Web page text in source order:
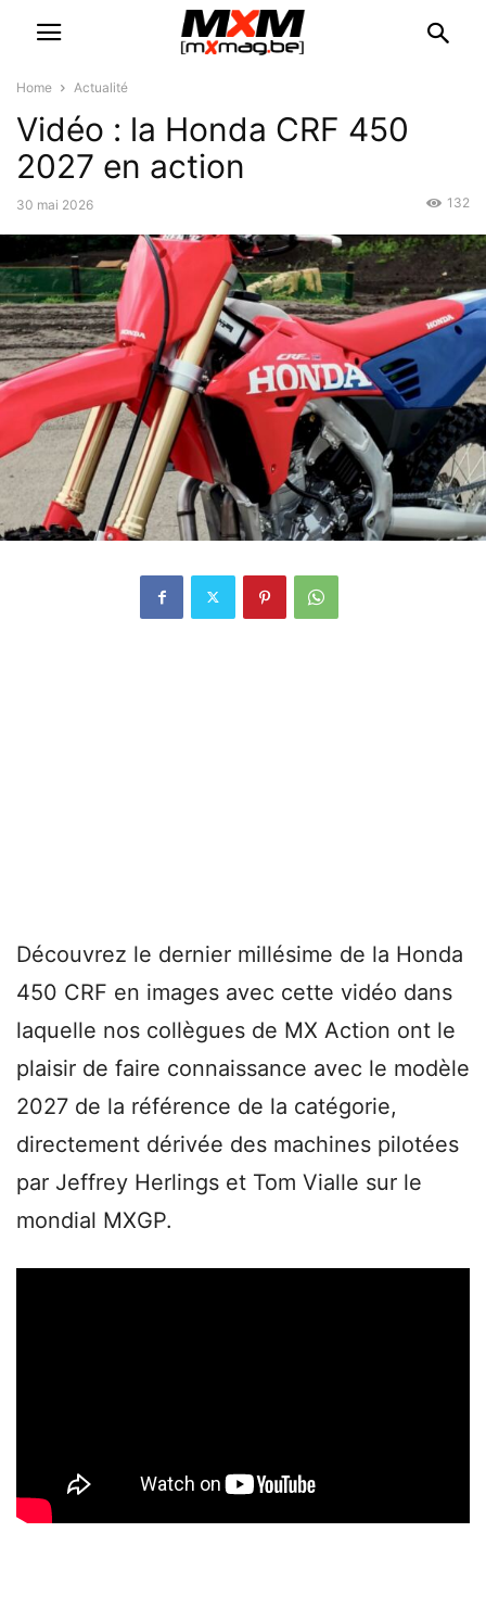
Home Actualité
Vidéo : la Honda CRF 450
2027 en action
30 mai 2026 132
Découvrez le dernier millésime de la Honda
450 CRF en images avec cette vidéo dans
laquelle nos collègues de MX Action ont le
plaisir de faire connaissance avec le modèle
2027 de la référence de la catégorie,
directement dérivée des machines pilotées
par Jeffrey Herlings et Tom Vialle sur le
mondial MXGP.